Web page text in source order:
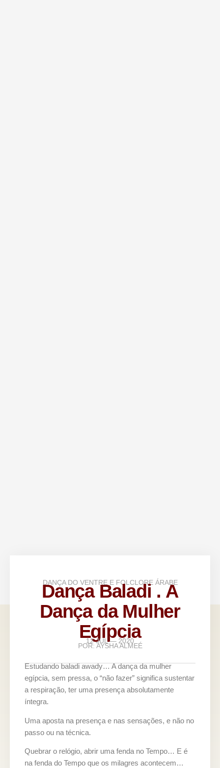
DANÇA DO VENTRE E FOLCLORE ÁRABE
Dança Baladi . A
Dança da Mulher
Egípcia
12 JUL — 2020
POR: AYSHA ALMEÉ
Estudando baladi awady… A dança da mulher
egípcia, sem pressa, o “não fazer” significa sustentar
a respiração, ter uma presença absolutamente
íntegra.
Uma aposta na presença e nas sensações, e não no
passo ou na técnica.
Quebrar o relógio, abrir uma fenda no Tempo… E é
na fenda do Tempo que os milagres acontecem…